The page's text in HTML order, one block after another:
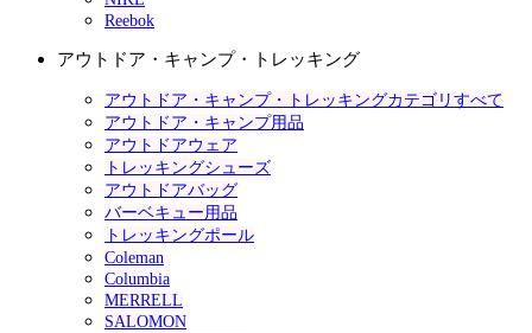
Reebok
アウトドア・キャンプ・トレッキング
アウトドア・キャンプ・トレッキングカテゴリすべて
アウトドア・キャンプ用品
アウトドアウェア
トレッキングシューズ
アウトドアバッグ
バーベキュー用品
トレッキングポール
Coleman
Columbia
MERRELL
SALOMON